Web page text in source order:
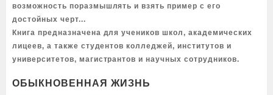
возможность поразмышлять и взять пример с его
достойных черт...
Книга предназначена для учеников школ, академических
лицеев, а также студентов колледжей, институтов и
университетов, магистрантов и научных сотрудников.
ОБЫКНОВЕННАЯ ЖИЗНЬ